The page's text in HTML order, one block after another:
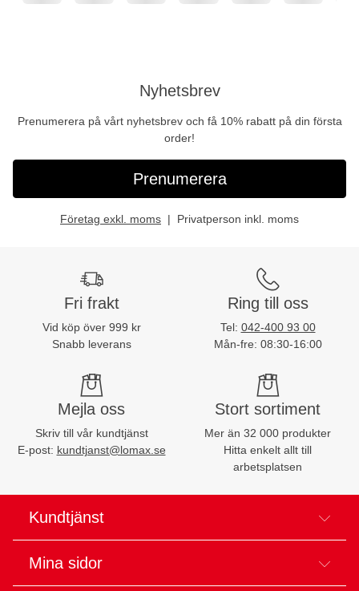
Nyhetsbrev
Prenumerera på vårt nyhetsbrev och få 10% rabatt på din första
order!
Prenumerera
Företag exkl. moms Privatperson inkl. moms
Fri frakt
Vid köp över 999 kr
Snabb leverans
Ring till oss
Tel: 042-400 93 00
Mån-fre: 08:30-16:00
Mejla oss
Skriv till vår kundtjänst
E-post: kundtjanst@lomax.se
Stort sortiment
Mer än 32 000 produkter
Hitta enkelt allt till
arbetsplatsen
Kundtjänst
Mina sidor